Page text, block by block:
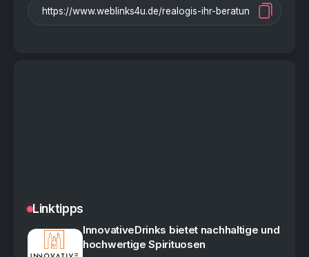
Linktipps
InnovativeDrinks bietet nachhaltige und
hochwertige Spirituosen